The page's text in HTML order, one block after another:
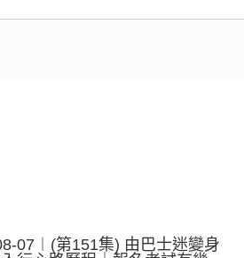
07︱(第151集) 由巴士迷變身